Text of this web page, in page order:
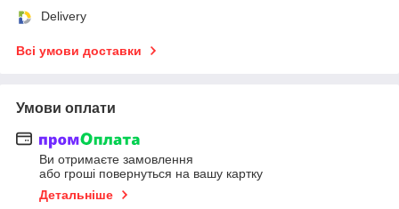
Delivery
Всі умови доставки
Умови оплати
Ви отримаєте замовлення
або гроші повернуться на вашу картку
Детальніше